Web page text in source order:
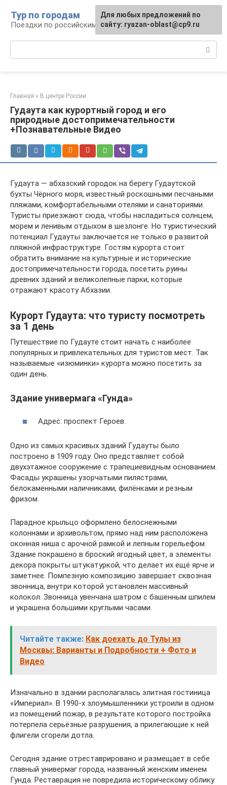
контенту
Тур по городам
Поездки по российским городам
Главная » В центре России
Гудаута как курортный город и его
природные достопримечательности
+Познавательные Видео
Гудаута — абхазский городок на берегу Гудаутской
бухты Чёрного моря, известный роскошными песчаными
пляжами, комфортабельными отелями и санаториями.
Туристы приезжают сюда, чтобы насладиться солнцем,
морем и ленивым отдыхом в шезлонге. Но туристический
потенциал Гудауты заключается не только в развитой
пляжной инфраструктуре. Гостям курорта стоит
обратить внимание на культурные и исторические
достопримечательности города, посетить руины
древних зданий и великолепные парки, которые
отражают красоту Абхазии.
Курорт Гудаута: что туристу посмотреть
за 1 день
Путешествие по Гудауте стоит начать с наиболее
популярных и привлекательных для туристов мест. Так
называемые «изюминки» курорта можно посетить за
один день.
Здание универмага «Гунда»
Адрес: проспект Героев.
Одно из самых красивых зданий Гудауты было
построено в 1909 году. Оно представляет собой
двухэтажное сооружение с трапециевидным основанием.
Фасады украшены узорчатыми пилястрами,
белокаменными наличниками, филёнками и резным
фризом.
Парадное крыльцо оформлено белоснежными
колоннами и архивольтом, прямо над ним расположена
оконная ниша с арочной рамкой и лепным горельефом.
Здание покрашено в броский ягодный цвет, а элементы
декора покрыты штукатуркой, что делает их ещё ярче и
заметнее. Помпезную композицию завершает сквозная
звонница, внутри которой установлен массивный
колокол. Звонница увенчана шатром с башенным шпилем
и украшена большими круглыми часами.
Читайте также: Как доехать до Тулы из
Москвы: Варианты и Подробности + Фото и
Видео
Изначально в здании располагалась элитная гостиница
«Империал». В 1990-х злоумышленники устроили в одном
из помещений пожар, в результате которого постройка
потерпела серьёзные разрушения, а прилегающие к ней
флигели сгорели дотла.
Сегодня здание отреставрировано и размещает в себе
главный универмаг города, названный женским именем
Гунда. Реставрация не повредила историческому облику
Для любых предложений по
сайту: ryazan-oblast@cp9.ru